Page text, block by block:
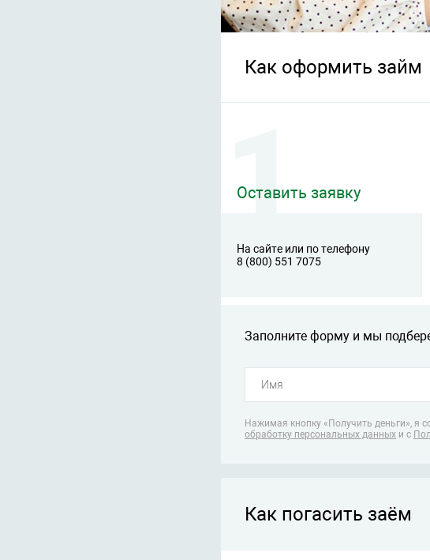
Как оформить займ
На сайте или по телефону
8 (800) 551 7075
Оставить заявку
Заполните форму и мы
Нажимая кнопку «Получить деньги», я
обработку персональных данных и с
Как погасить заём